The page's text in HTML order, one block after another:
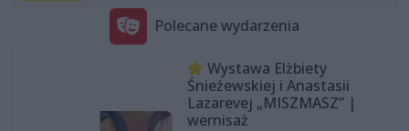
Polecane wydarzenia
Wystawa Elżbiety
Śnieżewskiej i Anastasii
Lazarevej „MISZMASZ” |
wernisaż